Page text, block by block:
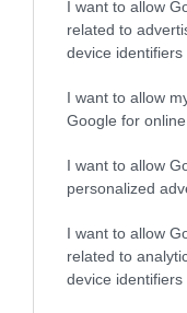
I want to allow
related to
device identifiers
I want to allow
Google for
I want to allow
personalized
I want to allow
related to
device identifiers